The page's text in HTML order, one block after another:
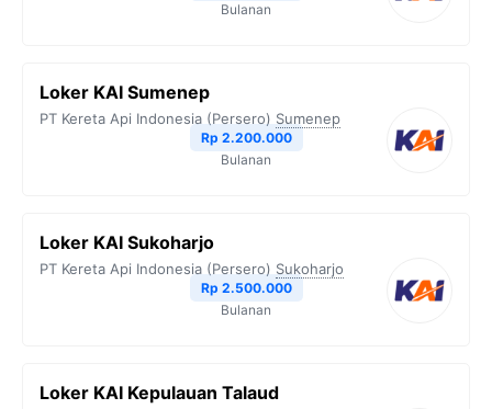
Bulanan
Loker KAI Sumenep
PT Kereta Api Indonesia (Persero) Sumenep
Rp 2.200.000
Bulanan
Loker KAI Sukoharjo
PT Kereta Api Indonesia (Persero) Sukoharjo
Rp 2.500.000
Bulanan
Loker KAI Kepulauan Talaud